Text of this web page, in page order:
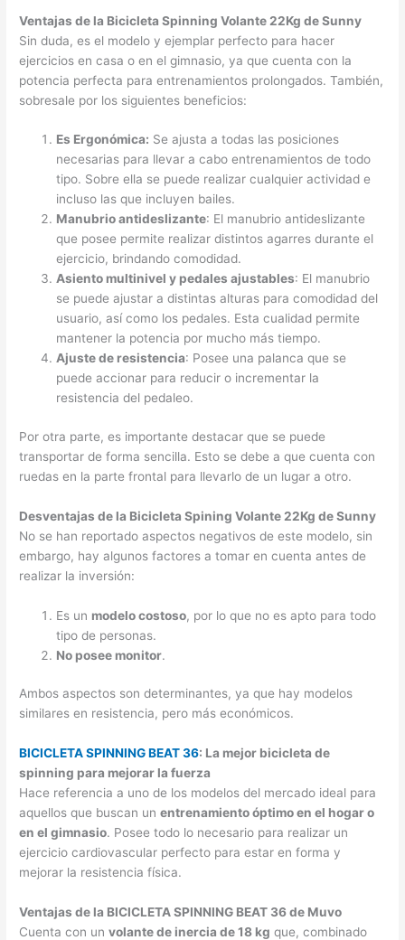
Ventajas de la Bicicleta Spinning Volante 22Kg de Sunny
Sin duda, es el modelo y ejemplar perfecto para hacer
ejercicios en casa o en el gimnasio, ya que cuenta con la
potencia perfecta para entrenamientos prolongados. También,
sobresale por los siguientes beneficios:
Es Ergonómica: Se ajusta a todas las posiciones
necesarias para llevar a cabo entrenamientos de todo
tipo. Sobre ella se puede realizar cualquier actividad e
incluso las que incluyen bailes.
Manubrio antideslizante: El manubrio antideslizante
que posee permite realizar distintos agarres durante el
ejercicio, brindando comodidad.
Asiento multinivel y pedales ajustables: El manubrio
se puede ajustar a distintas alturas para comodidad del
usuario, así como los pedales. Esta cualidad permite
mantener la potencia por mucho más tiempo.
Ajuste de resistencia: Posee una palanca que se
puede accionar para reducir o incrementar la
resistencia del pedaleo.
Por otra parte, es importante destacar que se puede
transportar de forma sencilla. Esto se debe a que cuenta con
ruedas en la parte frontal para llevarlo de un lugar a otro.
Desventajas de la Bicicleta Spining Volante 22Kg de Sunny
No se han reportado aspectos negativos de este modelo, sin
embargo, hay algunos factores a tomar en cuenta antes de
realizar la inversión:
Es un modelo costoso, por lo que no es apto para todo
tipo de personas.
No posee monitor.
Ambos aspectos son determinantes, ya que hay modelos
similares en resistencia, pero más económicos.
BICICLETA SPINNING BEAT 36: La mejor bicicleta de
spinning para mejorar la fuerza
Hace referencia a uno de los modelos del mercado ideal para
aquellos que buscan unentrenamiento óptimo en el hogar o
en el gimnasio. Posee todo lo necesario para realizar un
ejercicio cardiovascular perfecto para estar en forma y
mejorar la resistencia física.
Ventajas de la BICICLETA SPINNING BEAT 36 de Muvo
Cuenta con unvolante de inercia de 18 kg que, combinado